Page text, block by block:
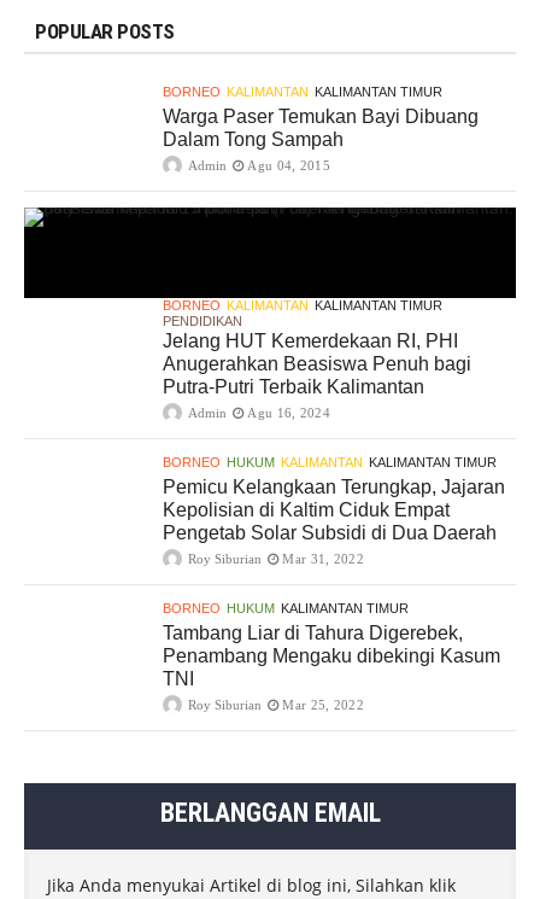
POPULAR POSTS
BORNEO KALIMANTAN KALIMANTAN TIMUR
Warga Paser Temukan Bayi Dibuang
Dalam Tong Sampah
Admin Agu 04, 2015
BORNEO KALIMANTAN KALIMANTAN TIMUR
PENDIDIKAN
Jelang HUT Kemerdekaan RI, PHI
Anugerahkan Beasiswa Penuh bagi
Putra-Putri Terbaik Kalimantan
Admin Agu 16, 2024
BORNEO HUKUM KALIMANTAN KALIMANTAN TIMUR
Pemicu Kelangkaan Terungkap, Jajaran
Kepolisian di Kaltim Ciduk Empat
Pengetab Solar Subsidi di Dua Daerah
Roy Siburian Mar 31, 2022
BORNEO HUKUM KALIMANTAN TIMUR
Tambang Liar di Tahura Digerebek,
Penambang Mengaku dibekingi Kasum
TNI
Roy Siburian Mar 25, 2022
BERLANGGAN EMAIL
Jika Anda menyukai Artikel di blog ini, Silahkan klik